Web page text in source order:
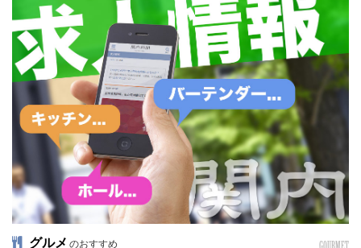
グルメ のおすすめ